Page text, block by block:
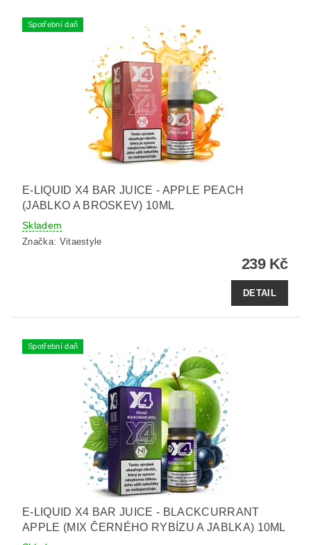
Spotřební daň
E-LIQUID X4 BAR JUICE - APPLE PEACH
(JABLKO A BROSKEV) 10ML
Skladem
Značka: Vitaestyle
239 Kč
DETAIL
Spotřební daň
E-LIQUID X4 BAR JUICE - BLACKCURRANT
APPLE (MIX ČERNÉHO RYBÍZU A JABLKA) 10ML